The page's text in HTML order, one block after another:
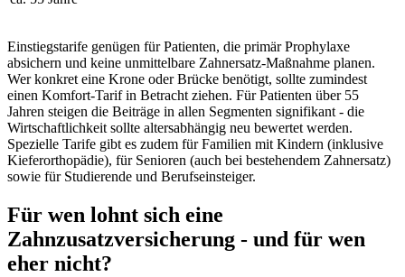
Einstiegstarife genügen für Patienten, die primär Prophylaxe
absichern und keine unmittelbare Zahnersatz-Maßnahme planen.
Wer konkret eine Krone oder Brücke benötigt, sollte zumindest
einen Komfort-Tarif in Betracht ziehen. Für Patienten über 55
Jahren steigen die Beiträge in allen Segmenten signifikant - die
Wirtschaftlichkeit sollte altersabhängig neu bewertet werden.
Spezielle Tarife gibt es zudem für Familien mit Kindern (inklusive
Kieferorthopädie), für Senioren (auch bei bestehendem Zahnersatz)
sowie für Studierende und Berufseinsteiger.
Für wen lohnt sich eine
Zahnzusatzversicherung - und für wen
eher nicht?